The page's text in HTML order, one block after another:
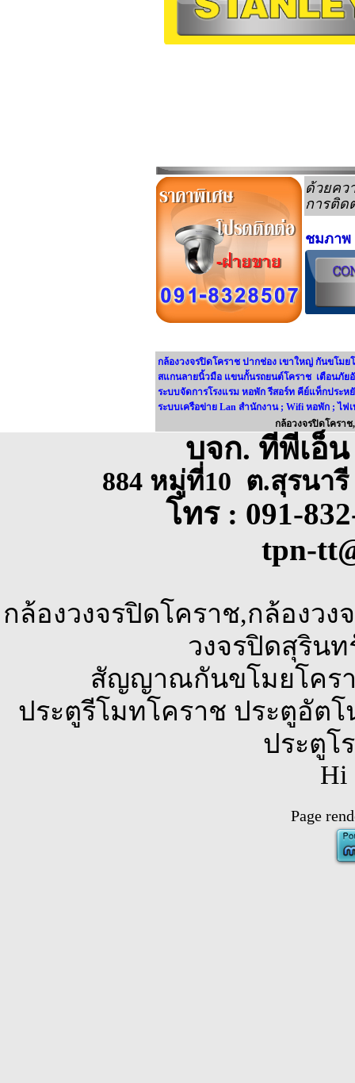
ด้วยคว
การติด
ชมภาพ
กล้องวงจรปิดโคราช ปากช่อง เขาใหญ่ กันขโมย
สแกนลายนิ้วมือ แขนกั้นรถยนต์โคราช เตือนภัย
ระบบจัดการโรงแรม หอพัก รีสอร์ท คีย์แท็กประห
ระบบเครือข่าย Lan สำนักงาน ; Wifi หอพัก ; ไฟ
กล้อวงจรปิดโคราช,
บจก. ทีพีเอ็
884 หมู่ที่10 ต.สุรนารี
โทร : 091-
tpn-tt
กล้องวงจรปิดโคราช,กล้องว
วงจรปิดสุรินท
สัญญาณกันขโมยโคร
ประตูรีโมทโคราช ประตูอัต
ประตูโ
Hi
Page